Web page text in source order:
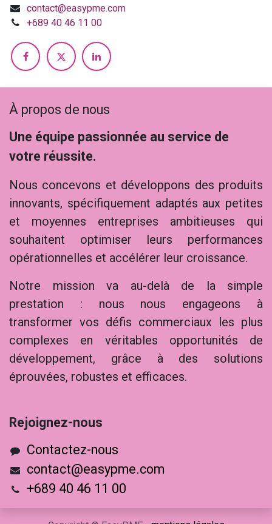
contact@easypme.com
+689 40 46 11 00
À propos de nous
Une équipe passionnée au service de
votre réussite.
Nous concevons et développons des produits
innovants, spécifiquement adaptés aux petites
et moyennes entreprises ambitieuses qui
souhaitent optimiser leurs performances
opérationnelles et accélérer leur croissance.
Notre mission va au-delà de la simple
prestation : nous nous engageons à
transformer vos défis commerciaux les plus
complexes en véritables opportunités de
développement, grâce à des solutions
éprouvées, robustes et efficaces.
Rejoig​nez-nous
Contactez-nous
contact@easypme.com
+689 40 46 11 00